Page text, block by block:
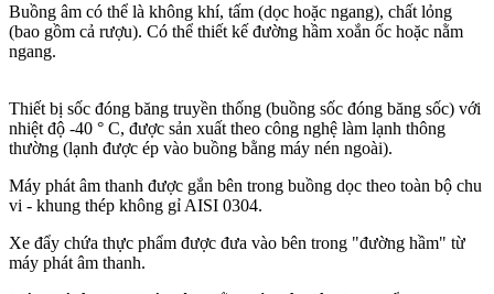
Buồng âm có thể là không khí, tấm (dọc hoặc ngang), chất lỏng
(bao gồm cả rượu). Có thể thiết kế đường hầm xoắn ốc hoặc nằm
ngang.
Thiết bị sốc đóng băng truyền thống (buồng sốc đóng băng sốc) với
nhiệt độ -40 ° C, được sản xuất theo công nghệ làm lạnh thông
thường (lạnh được ép vào buồng bằng máy nén ngoài).
Máy phát âm thanh được gắn bên trong buồng dọc theo toàn bộ chu
vi - khung thép không gỉ AISI 0304.
Xe đẩy chứa thực phẩm được đưa vào bên trong "đường hầm" từ
máy phát âm thanh.